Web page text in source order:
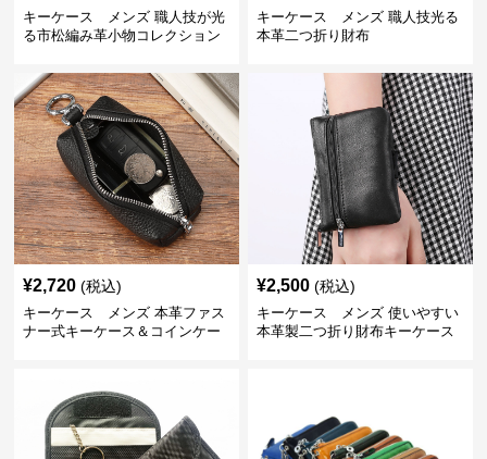
キーケース メンズ 職人技が光
る市松編み革小物コレクション
キーケース メンズ 職人技光る
本革二つ折り財布
¥2,720 (税込)
キーケース メンズ 本革ファス
ナー式キーケース＆コインケー
¥2,500 (税込)
キーケース メンズ 使いやすい
本革製二つ折り財布キーケース